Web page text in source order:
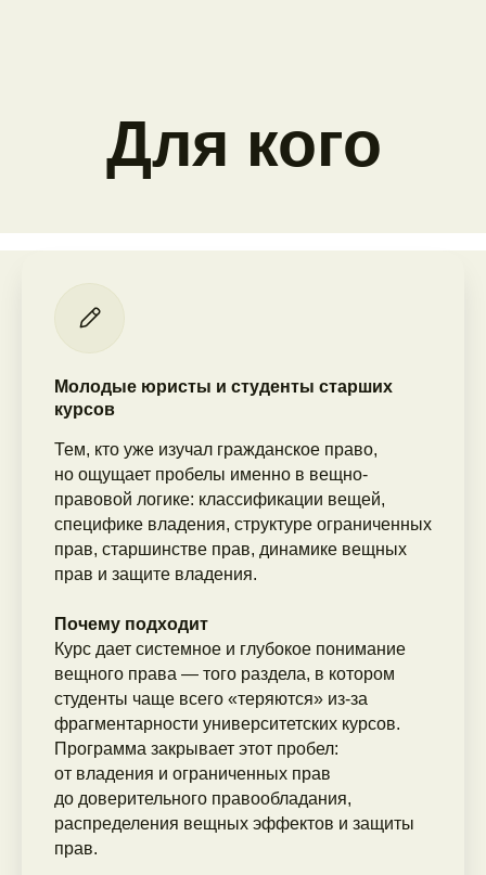
Молодые юристы и студенты старших
курсов
Тем, кто уже изучал гражданское право,
но ощущает пробелы именно в вещно-
правовой логике: классификации вещей,
специфике владения, структуре ограниченных
прав, старшинстве прав, динамике вещных
прав и защите владения.
Почему подходит
Курс дает системное и глубокое понимание
вещного права — того раздела, в котором
студенты чаще всего «теряются» из-за
фрагментарности университетских курсов.
Программа закрывает этот пробел:
от владения и ограниченных прав
до доверительного правообладания,
распределения вещных эффектов и защиты
прав.